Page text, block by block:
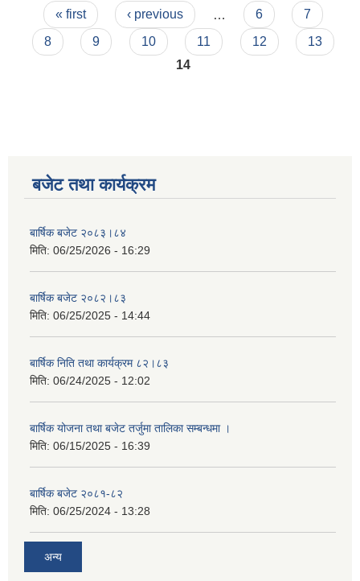
Pages
« first ‹ previous 6
7
8
9 10 11 12
13
14
बजेट तथा कार्यक्रम
बार्षिक बजेट २०८३।८४
मिति: 06/25/2026 - 16:29
बार्षिक बजेट २०८२।८३
मिति: 06/25/2025 - 14:44
बार्षिक निति तथा कार्यक्रम ८२।८३
मिति: 06/24/2025 - 12:02
बार्षिक योजना तथा बजेट तर्जुमा तालिका सम्बन्धमा ।
मिति: 06/15/2025 - 16:39
बार्षिक बजेट २०८१-८२
मिति: 06/25/2024 - 13:28
अन्य